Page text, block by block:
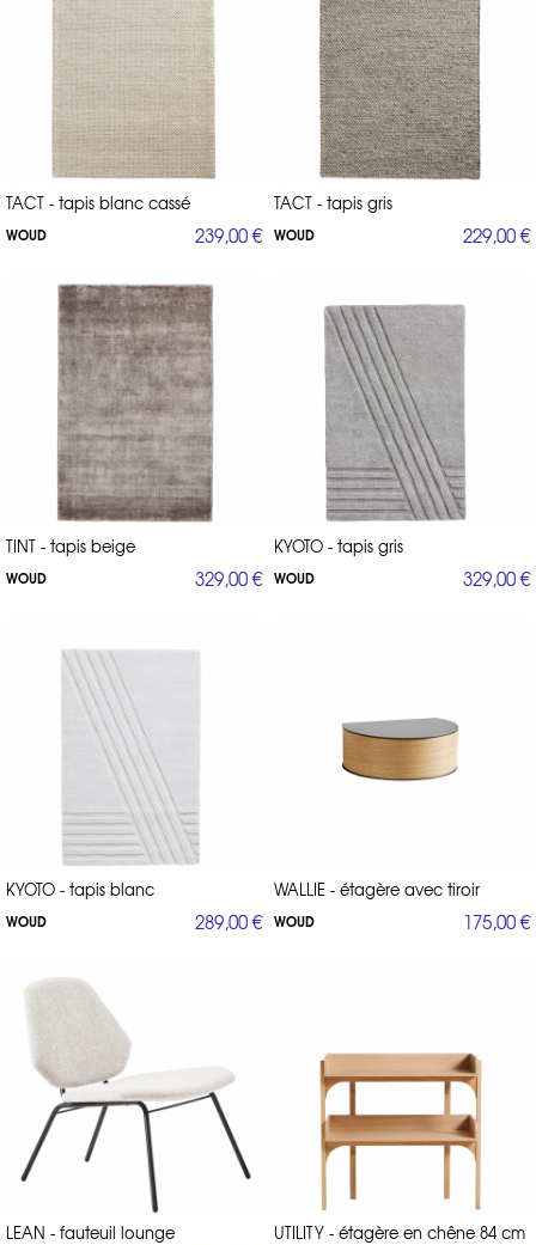
TACT - tapis blanc cassé
WOUD 239,00 €
TACT - tapis gris
WOUD 229,00 €
TINT - tapis beige
WOUD 329,00 €
KYOTO - tapis gris
WOUD 329,00 €
KYOTO - tapis blanc
WOUD 289,00 €
WALLIE - étagère avec tiroir
WOUD 175,00 €
LEAN - fauteuil lounge UTILITY - étagère en chêne 84 cm